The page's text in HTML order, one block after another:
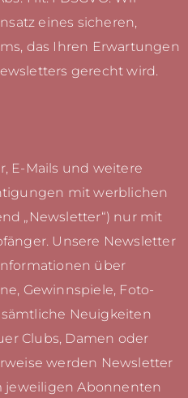
eines sicheren,
das Ihren Erwartungen
gerecht wird.
E-Mails und weitere
mit werblichen
„Newsletter“) nur mit
Unsere Newsletter
über
Gewinnspiele, Foto-
Neuigkeiten
Clubs, Damen oder
werden Newsletter
jeweiligen Abonnenten